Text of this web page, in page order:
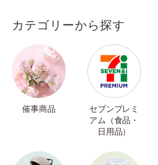
カテゴリーから探す
催事商品
セブンプレミ
アム（食品・
日用品）